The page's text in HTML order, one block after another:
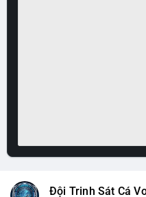
Đội Trinh Sát Cá